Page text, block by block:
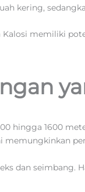
kering,
memiliki
hingga 1600
memungkinkan
dan seimbang.